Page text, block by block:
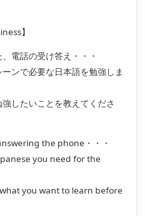
】
電話の受け答え・・・
ンで必要な日本語を勉強しま
したいことを教えてくださ
the phone・・・
you need for the
you want to learn before